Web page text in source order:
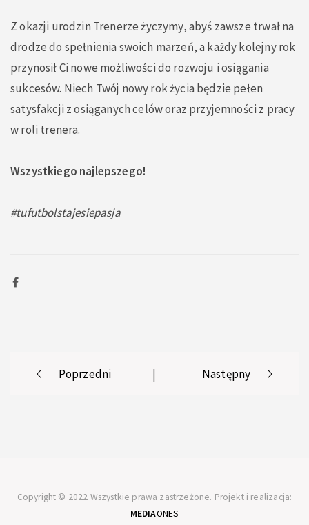
Z okazji urodzin Trenerze życzymy, abyś zawsze trwał na
drodze do spełnienia swoich marzeń, a każdy kolejny rok
przynosił Ci nowe możliwości do rozwoju i osiągania
sukcesów. Niech Twój nowy rok życia będzie pełen
satysfakcji z osiąganych celów oraz przyjemności z pracy
w roli trenera.
Wszystkiego najlepszego!
#tufutbolstajesiepasja
PostPoprzedni | Następny
Copyright © 2022 Wszystkie prawa zastrzeżone. Projekt i realizacja:
MEDIAONES